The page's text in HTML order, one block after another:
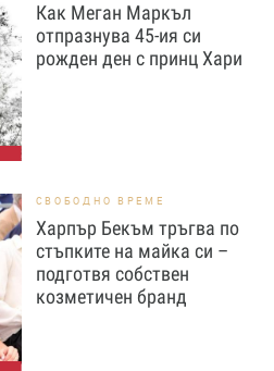
Как Меган Маркъл
отпразнува 45-ия си
рожден ден с принц Хари
СВОБОДНО ВРЕМЕ
Харпър Бекъм тръгва по
стъпките на майка си –
подготвя собствен
козметичен бранд